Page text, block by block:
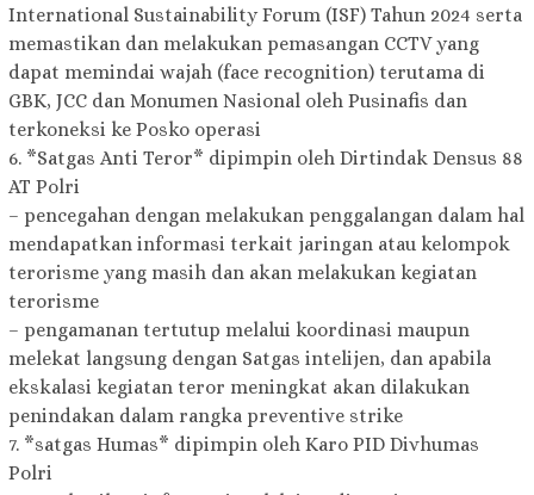
International Sustainability Forum (ISF) Tahun 2024 serta
memastikan dan melakukan pemasangan CCTV yang
dapat memindai wajah (face recognition) terutama di
GBK, JCC dan Monumen Nasional oleh Pusinafis dan
terkoneksi ke Posko operasi
6. *Satgas Anti Teror* dipimpin oleh Dirtindak Densus 88
AT Polri
– pencegahan dengan melakukan penggalangan dalam hal
mendapatkan informasi terkait jaringan atau kelompok
terorisme yang masih dan akan melakukan kegiatan
terorisme
– pengamanan tertutup melalui koordinasi maupun
melekat langsung dengan Satgas intelijen, dan apabila
ekskalasi kegiatan teror meningkat akan dilakukan
penindakan dalam rangka preventive strike
7. *satgas Humas* dipimpin oleh Karo PID Divhumas
Polri